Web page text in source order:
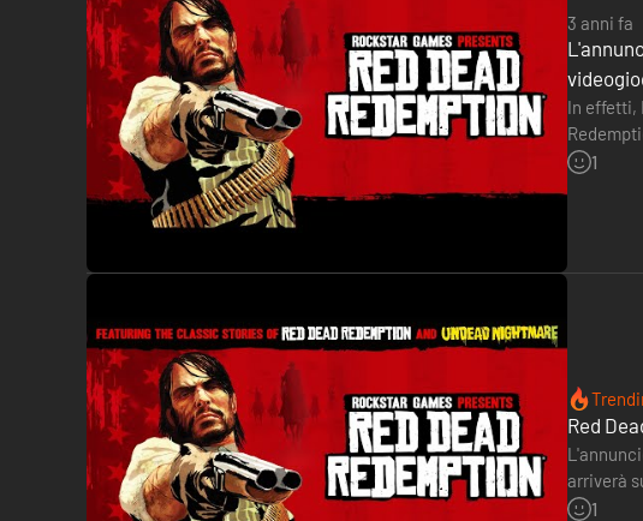
3 anni fa
In effetti,
1
Red
arriverà
queste
1